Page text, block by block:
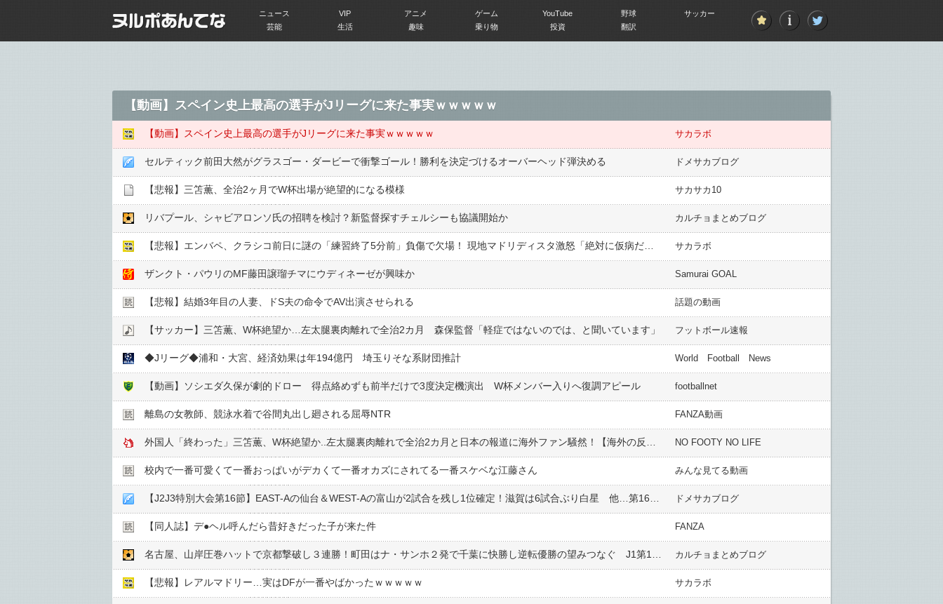
ニュース VIP アニメ ゲーム YouTube 野球
サッカー
芸能
生活 趣味 乗り物 投資 翻訳
【動画】スペイン史上最高の選手がJリーグに来た事実ｗｗｗｗｗ
【動画】スペイン史上最高の選手がJリーグに来た事実ｗｗｗｗｗ サカラボ
セルティック前田大然がグラスゴー・ダービーで衝撃ゴール！勝利を決定づけるオーバーヘッド弾決める ドメサカブログ
【悲報】三笘薫、全治2ヶ月でW杯出場が絶望的になる模様 サカサカ10
リバプール、シャビアロンソ氏の招聘を検討？新監督探すチェルシーも協議開始か カルチョまとめブログ
サカラボ
ザンクト・パウリのMF藤田譲瑠チマにウディネーゼが興味か Samurai GOAL
【悲報】結婚3年目の人妻、ドS夫の命令でAV出演させられる 話題の動画
【サッカー】三笘薫、W杯絶望か…左太腿裏肉離れで全治2カ月 森保監督「軽症ではないのでは、と聞いています」 フットボール速報
◆Jリーグ◆浦和・大宮、経済効果は年194億円 埼玉りそな系財団推計 World Football News
【動画】ソシエダ久保が劇的ドロー 得点絡めずも前半だけで3度決定機演出 W杯メンバー入りへ復調アピール footballnet
離島の女教師、競泳水着で谷間丸出し廻される屈辱NTR FANZA動画
NO FOOTY NO LIFE
校内で一番可愛くて一番おっぱいがデカくて一番オカズにされてる一番スケベな江藤さん みんな見てる動画
ドメサカブログ
【同人誌】デ●︎ヘル呼んだら昔好きだった子が来た件 FANZA
カルチョまとめブログ
【悲報】レアルマドリー…実はDFが一番やばかったｗｗｗｗｗ サカラボ